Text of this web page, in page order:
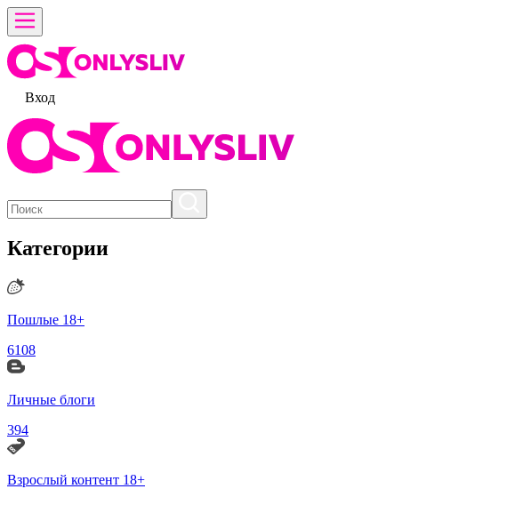
Вход
Категории
Пошлые 18+
6108
Личные блоги
394
Взрослый контент 18+